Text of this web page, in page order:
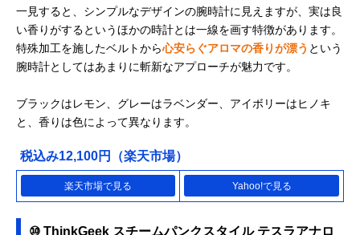
一見すると、シンプルなデザインの腕時計に見えますが、実は良
い香りがするというほかの時計とは一線を画す特徴があります。
特殊加工を施したベルトから心安らぐアロマの香りが漂う という
腕時計としてはあまりに斬新なアプローチが魅力です。
ブラックはレモン、グレーはラベンダー、アイボリーはヒノキ
と、香りは色によって異なります。
税込み12,100円（楽天市場）
楽天市場で見る Yahoo!で見る
⑩ ThinkGeek スチームパンクスタイル テスラアナロ